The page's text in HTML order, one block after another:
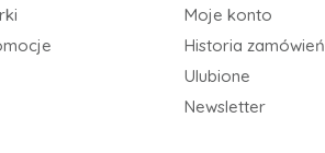
Moje konto
Historia zamówień
Ulubione
Newsletter